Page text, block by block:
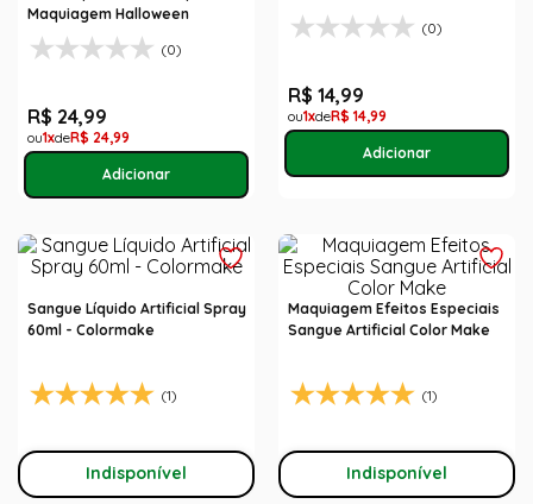
Maquiagem Halloween
(0)
R$ 24,99
1 R$ 24,99
(0)
R$ 14,99
1 R$ 14,99
Sangue Líquido Artificial Spray
60ml - Colormake
(1)
Indisponível
Maquiagem Efeitos Especiais
Sangue Artificial Color Make
(1)
Indisponível